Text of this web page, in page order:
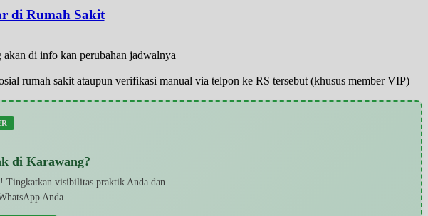
di Rumah Sakit
akan di info kan perubahan jadwalnya
rumah sakit ataupun verifikasi manual via telpon ke RS tersebut (khusus member VIP)
di Karawang?
Tingkatkan visibilitas praktik Anda dan
Anda.